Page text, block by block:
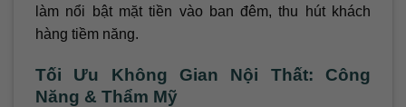
làm nổi bật mặt tiền vào ban đêm, thu hút khách
hàng tiềm năng.
Tối Ưu Không Gian Nội Thất: Công
Năng & Thẩm Mỹ